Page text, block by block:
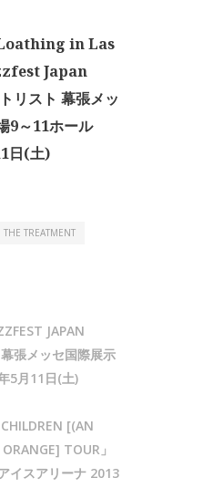
in Las
Japan
リスト 幕張メッ
9～11ホール
日(土)
THE TREATMENT
JAPAN
張メッセ国際展示
5月11日(土)
[(AN
TOUR」
イスアリーナ 2013